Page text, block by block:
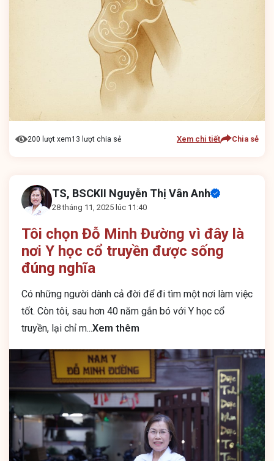
200 lượt xem13 lượt chia sẻ Xem chi tiết Chia sẻ
TS, BSCKII Nguyễn Thị Vân Anh
28 tháng 11, 2025 lúc 11:40
Tôi chọn Đỗ Minh Đường vì đây là
nơi Y học cổ truyền được sống
đúng nghĩa
Có những người dành cả đời để đi tìm một nơi làm việc
tốt. Còn tôi, sau hơn 40 năm gắn bó với Y học cổ
truyền, lại chỉ m...Xem thêm